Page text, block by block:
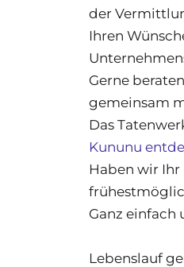
der
Ihren
Gerne
gemeinsam
Das
Kununu
Haben wir
Ganz einfach
Lebenslauf